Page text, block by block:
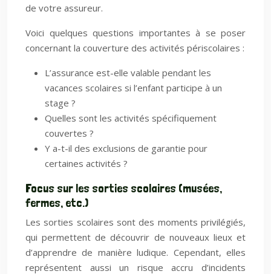
de votre assureur.
Voici quelques questions importantes à se poser
concernant la couverture des activités périscolaires :
L’assurance est-elle valable pendant les
vacances scolaires si l’enfant participe à un
stage ?
Quelles sont les activités spécifiquement
couvertes ?
Y a-t-il des exclusions de garantie pour
certaines activités ?
Focus sur les sorties scolaires (musées,
fermes, etc.)
Les sorties scolaires sont des moments privilégiés,
qui permettent de découvrir de nouveaux lieux et
d’apprendre de manière ludique. Cependant, elles
représentent aussi un risque accru d’incidents